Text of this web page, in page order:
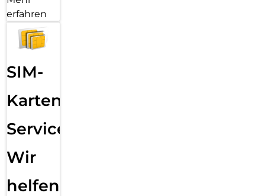
erfahren
SIM-
Karten
Service:
Wir
helfen